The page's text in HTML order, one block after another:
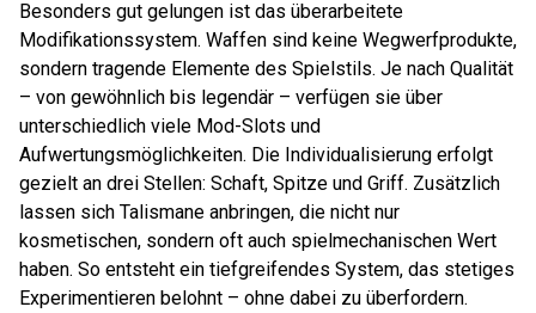
Besonders gut gelungen ist das überarbeitete
Modifikationssystem. Waffen sind keine Wegwerfprodukte,
sondern tragende Elemente des Spielstils. Je nach Qualität
– von gewöhnlich bis legendär – verfügen sie über
unterschiedlich viele Mod-Slots und
Aufwertungsmöglichkeiten. Die Individualisierung erfolgt
gezielt an drei Stellen: Schaft, Spitze und Griff. Zusätzlich
lassen sich Talismane anbringen, die nicht nur
kosmetischen, sondern oft auch spielmechanischen Wert
haben. So entsteht ein tiefgreifendes System, das stetiges
Experimentieren belohnt – ohne dabei zu überfordern.